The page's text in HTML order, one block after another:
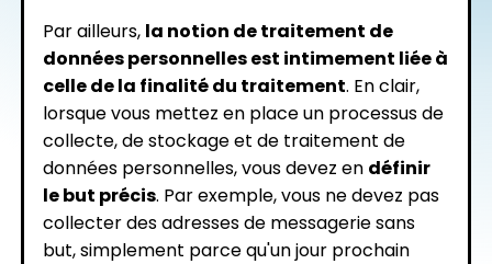
Par ailleurs, la notion de traitement de
données personnelles est intimement liée à
celle de la finalité du traitement. En clair,
lorsque vous mettez en place un processus de
collecte, de stockage et de traitement de
données personnelles, vous devez en définir
le but précis. Par exemple, vous ne devez pas
collecter des adresses de messagerie sans
but, simplement parce qu'un jour prochain